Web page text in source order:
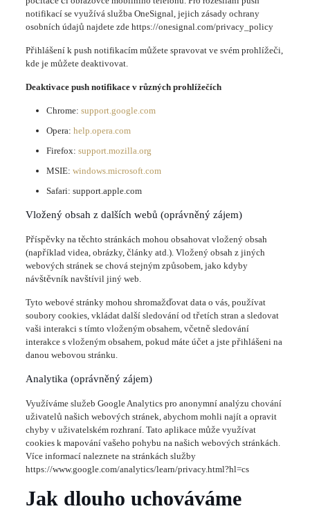
notifikací se využívá služba OneSignal, jejich zásady ochrany
osobních údajů najdete zde https://onesignal.com/privacy_policy
Přihlášení k push notifikacím můžete spravovat ve svém prohlížeči,
kde je můžete deaktivovat.
Deaktivace push notifikace v různých prohlížečích
Chrome: support.google.com
Opera: help.opera.com
Firefox: support.mozilla.org
MSIE: windows.microsoft.com
Safari: support.apple.com
Vložený obsah z dalších webů (oprávněný zájem)
Příspěvky na těchto stránkách mohou obsahovat vložený obsah
(například videa, obrázky, články atd.). Vložený obsah z jiných
webových stránek se chová stejným způsobem, jako kdyby
návštěvník navštívil jiný web.
Tyto webové stránky mohou shromažďovat data o vás, používat
soubory cookies, vkládat další sledování od třetích stran a sledovat
vaši interakci s tímto vloženým obsahem, včetně sledování
interakce s vloženým obsahem, pokud máte účet a jste přihlášeni na
danou webovou stránku.
Analytika (oprávněný zájem)
Využíváme služeb Google Analytics pro anonymní analýzu chování
uživatelů našich webových stránek, abychom mohli najít a opravit
chyby v uživatelském rozhraní. Tato aplikace může využívat
cookies k mapování vašeho pohybu na našich webových stránkách.
Více informací naleznete na stránkách služby
https://www.google.com/analytics/learn/privacy.html?hl=cs
Jak dlouho uchováváme